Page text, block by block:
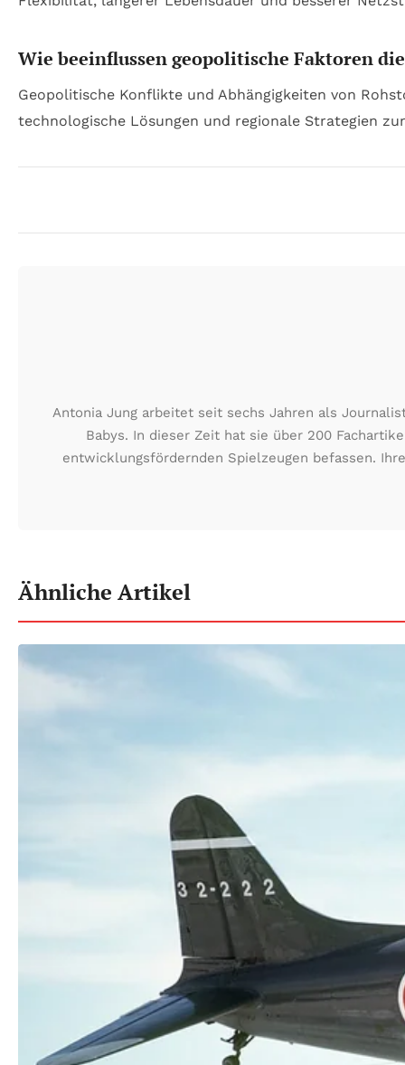
Wie beeinflussen geopolitische Faktoren
Geopolitische Konflikte und Abhängigkeiten von
technologische Lösungen und regionale Strategien
Antonia Jung arbeitet seit sechs Jahren als
Babys. In dieser Zeit hat sie über 200
entwicklungsfördernden Spielzeugen befassen.
Ähnliche Artikel